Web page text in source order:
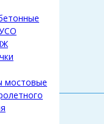
мостовые